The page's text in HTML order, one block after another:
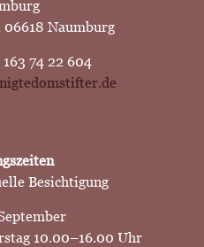
Naumburg
74 22 604
Besichtigung
10.00–16.00 Uhr